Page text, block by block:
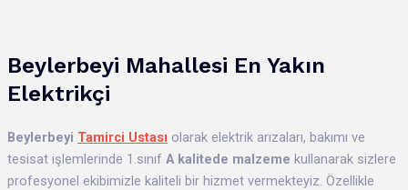
Beylerbeyi Mahallesi En Yakın
Elektrikçi
Beylerbeyi Tamirci Ustası olarak elektrik arızaları, bakımı ve
tesisat işlemlerinde 1.sınıf A kalitede malzeme kullanarak sizlere
profesyonel ekibimizle kaliteli bir hizmet vermekteyiz. Özellikle